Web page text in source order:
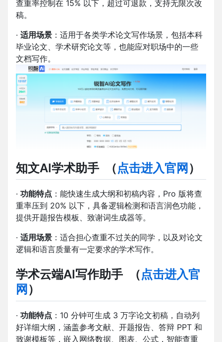
查重率控制在 15% 以下，超过可退款，支持无限次改
稿。
· 适用场景 ：适用于各类学术论文写作场景，包括本科
毕业论文、学术研究论文等，也能应对职场中的一些
文档写作。
知文AI学术助手 （点击进入官网 ）
· 功能特点 ：能快速生成大纲和初稿内容，Pro 版将查
重率压到 20% 以下，具备逻辑检测和语言润色功能，
提供开题报告模板、致谢词生成器等。
· 适用场景 ：适合担心查重不过关的同学，以及对论文
逻辑和语言质量有一定要求的学术写作。
学术云端AI写作助手 （点击进入官
网 ）
· 功能特点 ：10 分钟可生成 3 万字论文初稿，自动列
好详细大纲，涵盖参考文献、开题报告、答辩 PPT 和
致谢模板等，嵌入网络数据、图表、公式，智能查重